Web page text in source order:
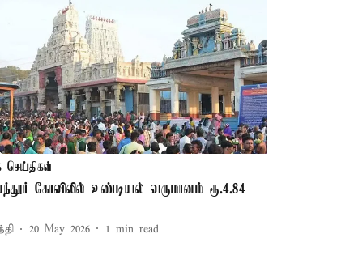
செய்திகள்
கோவிலில் உண்டியல் வருமானம் ரூ.4.84
20 May 2026 1 min read